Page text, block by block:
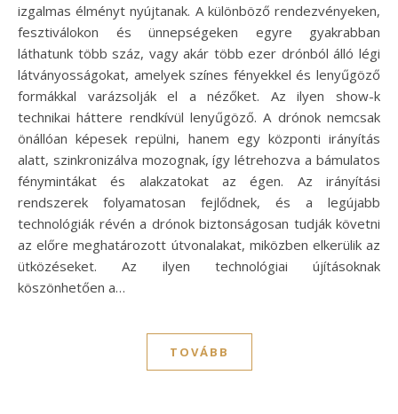
izgalmas élményt nyújtanak. A különböző rendezvényeken,
fesztiválokon és ünnepségeken egyre gyakrabban
láthatunk több száz, vagy akár több ezer drónból álló légi
látványosságokat, amelyek színes fényekkel és lenyűgöző
formákkal varázsolják el a nézőket. Az ilyen show-k
technikai háttere rendkívül lenyűgöző. A drónok nemcsak
önállóan képesek repülni, hanem egy központi irányítás
alatt, szinkronizálva mozognak, így létrehozva a bámulatos
fénymintákat és alakzatokat az égen. Az irányítási
rendszerek folyamatosan fejlődnek, és a legújabb
technológiák révén a drónok biztonságosan tudják követni
az előre meghatározott útvonalakat, miközben elkerülik az
ütközéseket. Az ilyen technológiai újításoknak
köszönhetően a…
TOVÁBB